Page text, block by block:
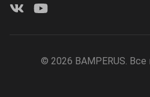
© 2026 BAMPERUS.